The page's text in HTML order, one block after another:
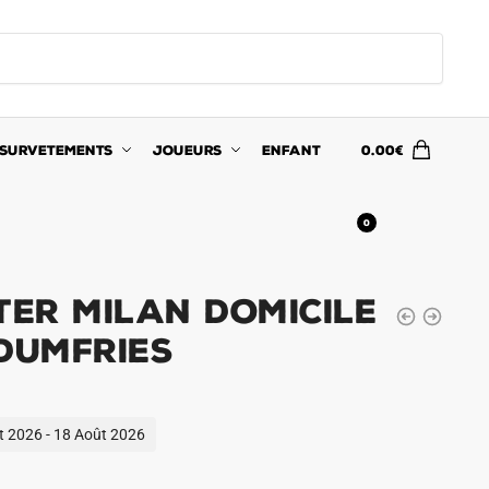
JOUEURS ENFANT 0.00€
0
Milan Domicile
2026 - 18 Août 2026